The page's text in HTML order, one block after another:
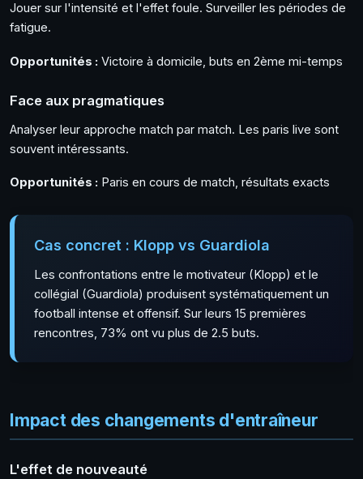
Jouer sur l'intensité et l'effet foule. Surveiller les périodes de
fatigue.
Opportunités : Victoire à domicile, buts en 2ème mi-temps
Face aux pragmatiques
Analyser leur approche match par match. Les paris live sont
souvent intéressants.
Opportunités : Paris en cours de match, résultats exacts
Cas concret : Klopp vs Guardiola
Les confrontations entre le motivateur (Klopp) et le
collégial (Guardiola) produisent systématiquement un
football intense et offensif. Sur leurs 15 premières
rencontres, 73% ont vu plus de 2.5 buts.
Impact des changements d'entraîneur
L'effet de nouveauté